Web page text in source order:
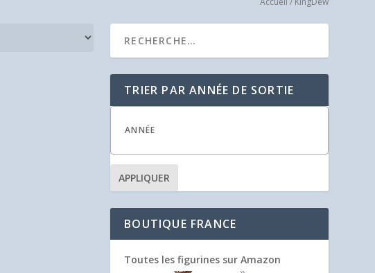
TRIER PAR ANNÉE DE SORTIE
APPLIQUER
BOUTIQUE FRANCE
Toutes les figurines sur Amazon